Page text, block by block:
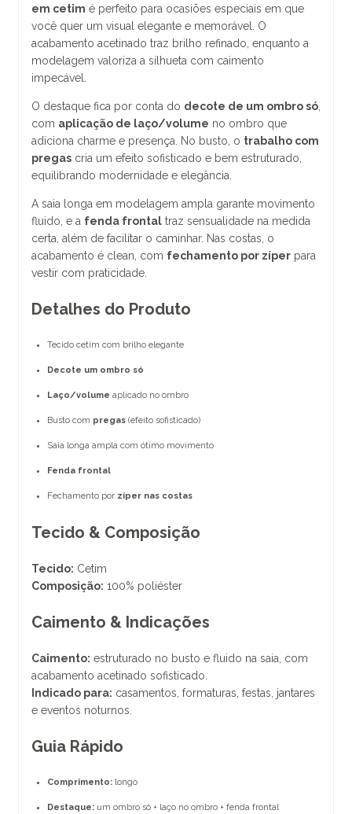
em cetim é perfeito para ocasiões especiais em que
você quer um visual elegante e memorável. O
acabamento acetinado traz brilho refinado, enquanto a
modelagem valoriza a silhueta com caimento
impecável.
O destaque fica por conta do decote de um ombro só
com aplicação de laço/volume no ombro que
adiciona charme e presença. No busto, o trabalho com
pregas cria um efeito sofisticado e bem estruturado,
equilibrando modernidade e elegância.
A saia longa em modelagem ampla garante movimento
fluido, e a fenda frontal traz sensualidade na medida
certa, além de facilitar o caminhar. Nas costas, o
acabamento é clean, com fechamento por zíper para
vestir com praticidade.
Detalhes do Produto
Tecido cetim com brilho elegante
Decote um ombro só
Laço/volume aplicado no ombro
Busto com pregas (efeito sofisticado)
Saia longa ampla com ótimo movimento
Fenda frontal
Fechamento por zíper nas costas
Tecido & Composição
Tecido: Cetim
Composição: 100% poliéster
Caimento & Indicações
Caimento: estruturado no busto e fluido na saia, com
acabamento acetinado sofisticado.
Indicado para: casamentos, formaturas, festas, jantares
e eventos noturnos.
Guia Rápido
Comprimento: longo
Destaque: um ombro só + laço no ombro + fenda frontal